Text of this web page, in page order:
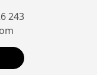
243